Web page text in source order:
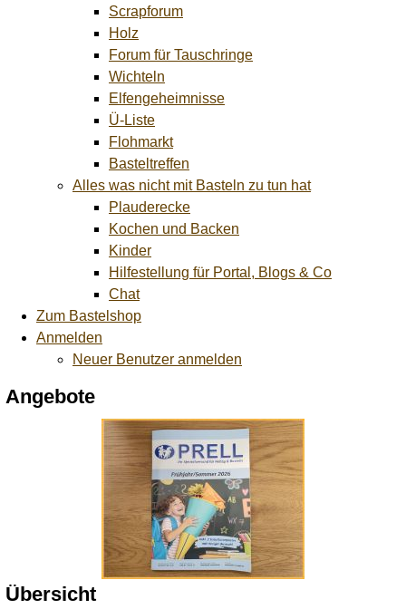
Scrapforum
Holz
Forum für Tauschringe
Wichteln
Elfengeheimnisse
Ü-Liste
Flohmarkt
Basteltreffen
Alles was nicht mit Basteln zu tun hat
Plauderecke
Kochen und Backen
Kinder
Hilfestellung für Portal, Blogs & Co
Chat
Zum Bastelshop
Anmelden
Neuer Benutzer anmelden
Angebote
Übersicht